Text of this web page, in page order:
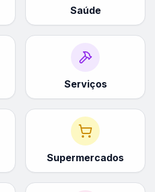
Saúde
Serviços
Supermercados